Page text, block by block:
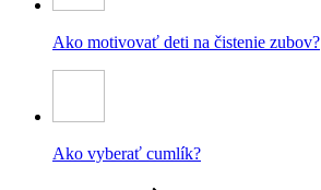
Ako motivovať deti na čistenie zubov?
Ako vyberať cumlík?